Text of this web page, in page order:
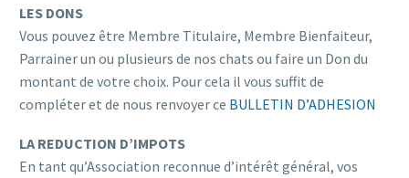
LES DONS
Vous pouvez être Membre Titulaire, Membre Bienfaiteur,
Parrainer un ou plusieurs de nos chats ou faire un Don du
montant de votre choix. Pour cela il vous suffit de
compléter et de nous renvoyer ce BULLETIN D’ADHESION
LA REDUCTION D’IMPOTS
En tant qu’Association reconnue d’intérêt général, vos